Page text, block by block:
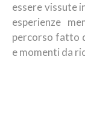
essere vissute
esperienze
percorso fatto
e momenti da